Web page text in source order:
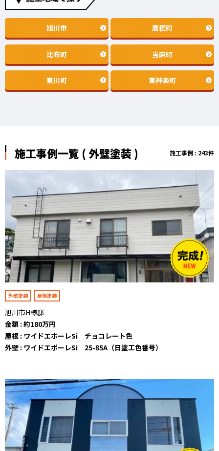
旭川市 鷹栖町
比布町 当麻町
東川町 東神楽町
施工事例一覧 ( 外壁塗装 ) 施工事例 : 243件
外壁塗装 屋根塗装
旭川市H様邸
金額 : 約180万円
屋根 : ワイドエポーレSi チョコレート色
外壁 : ワイドエポーレSi 25-85A（日塗工色番号）